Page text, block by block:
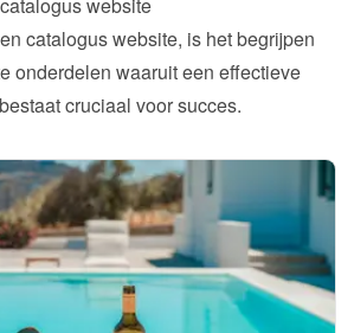
website
catalogus website, is het begrijpen
onderdelen waaruit een effectieve
cruciaal voor succes.